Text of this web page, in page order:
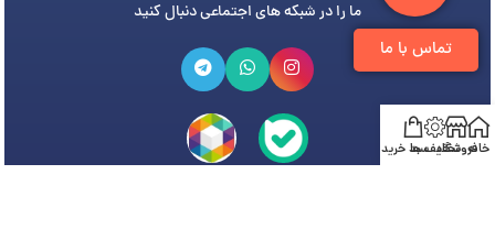
تماس با ما
ما را در شبکه های اجتماعی دنبال کنید
خانهفروشگاه
تخفیف هاسبد خرید